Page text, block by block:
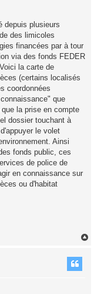
depuis plusieurs
des limicoles
financées par à tour
via des fonds FEDER
la carte de
(certains localisés
coordonnées
que
la prise en compte
dossier touchant à
le volet
Ainsi
fonds public, ces
de police de
en connaissance sur
ou d'habitat